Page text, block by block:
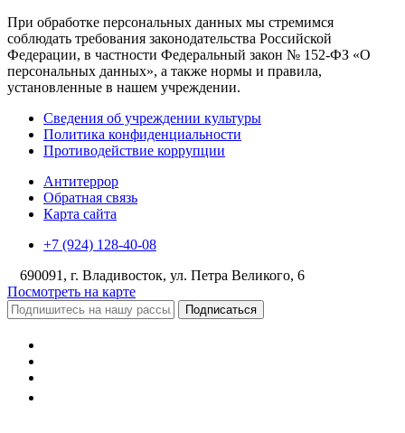
При обработке персональных данных мы стремимся
соблюдать требования законодательства Российской
Федерации, в частности Федеральный закон № 152-ФЗ «О
персональных данных», а также нормы и правила,
установленные в нашем учреждении.
Сведения об учреждении культуры
Политика конфиденциальности
Противодействие коррупции
Антитеррор
Обратная связь
Карта сайта
+7 (924) 128-40-08
690091, г. Владивосток, ул. Петра Великого, 6
Посмотреть на карте
Подписаться